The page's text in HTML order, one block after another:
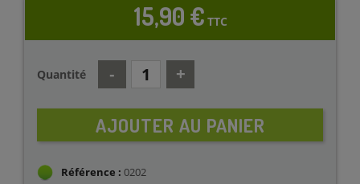
15,90 € TTC
Quantité
AJOUTER AU PANIER
Référence : 0202